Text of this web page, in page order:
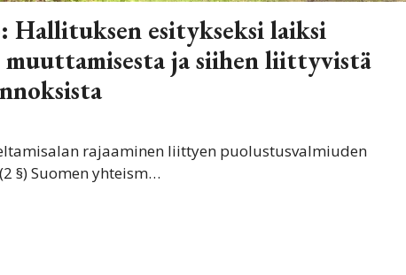
Hallituksen esitykseksi laiksi
muuttamisesta ja siihen liittyvistä
rajaaminen liittyen puolustusvalmiuden
§) Suomen yhteism…